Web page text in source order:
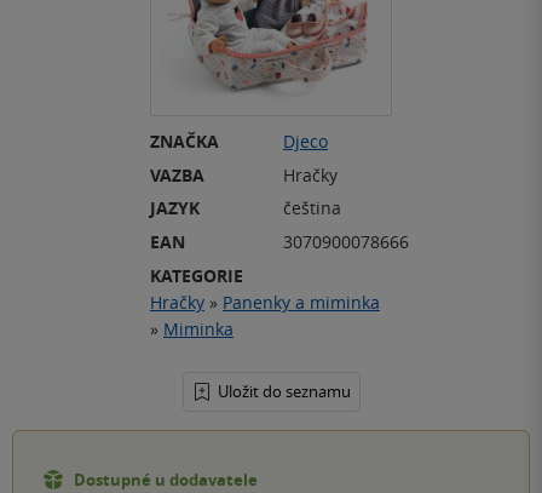
ZNAČKA
Djeco
VAZBA
Hračky
JAZYK
čeština
EAN
3070900078666
KATEGORIE
Hračky » Panenky a miminka
» Miminka
Uložit do seznamu
Dostupné u dodavatele